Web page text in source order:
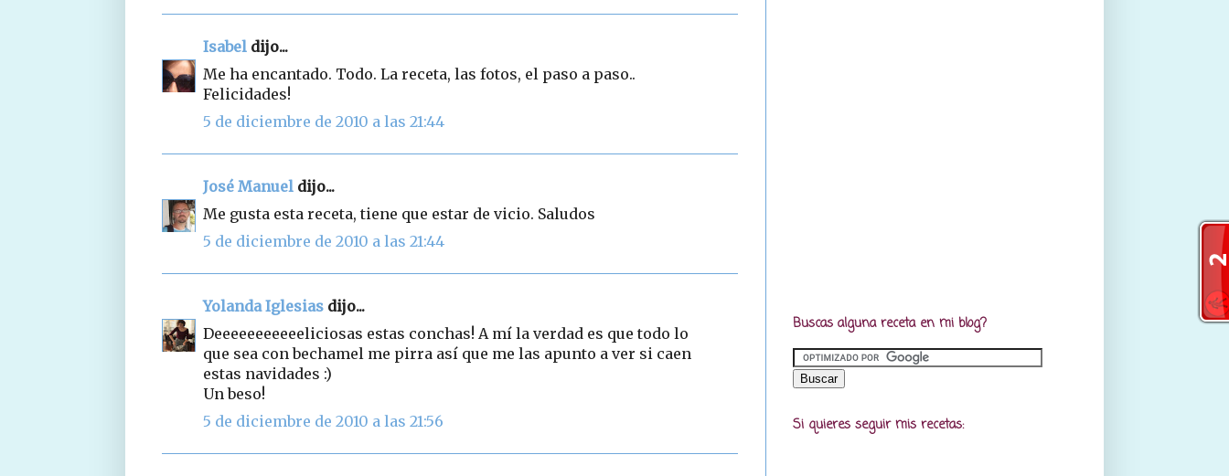
Isabel dijo...
Me ha encantado. Todo. La receta, las fotos, el paso a paso..
Felicidades!
5 de diciembre de 2010 a las 21:44
José Manuel dijo...
Me gusta esta receta, tiene que estar de vicio. Saludos
5 de diciembre de 2010 a las 21:44
Yolanda Iglesias dijo...
Deeeeeeeeeeeliciosas estas conchas! A mí la verdad es que todo lo
que sea con bechamel me pirra así que me las apunto a ver si caen
estas navidades :)
Un beso!
5 de diciembre de 2010 a las 21:56
Buscas alguna receta en mi blog?
Si quieres seguir mis recetas: